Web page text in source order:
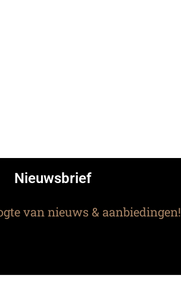
Nieuwsbrief
van nieuws & aanbiedingen!